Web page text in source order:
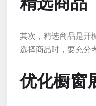
其次，精选商品是开
选择商品时，要充分
优化橱窗